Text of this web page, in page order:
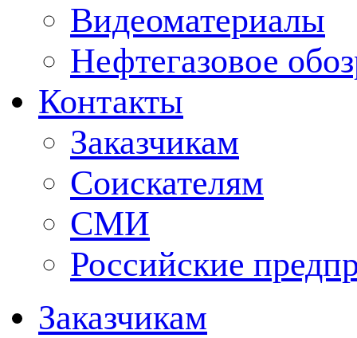
Видеоматериалы
Нефтегазовое
Контакты
Заказчикам
Соискателям
СМИ
Российские
Заказчикам